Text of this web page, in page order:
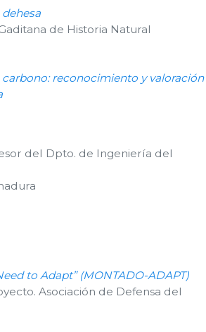
de Historia Natural
reconocimiento y valoración
del Dpto. de Ingeniería del
to Adapt” (MONTADO-ADAPT)
Asociación de Defensa del